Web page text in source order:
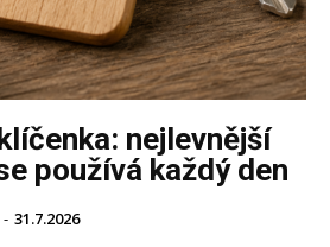
nejlevnější
používá každý den
- 31.7.2026